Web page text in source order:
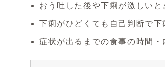
おう吐した後や下痢が激しい
下痢がひどくても自己判断で
症状が出るまでの食事の時間